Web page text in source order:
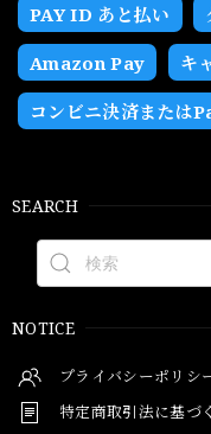
PAY ID あと払い
Amazon Pay キ
コンビニ決済または
SEARCH
NOTICE
プライバシーポリシ
特定商取引法に基づ